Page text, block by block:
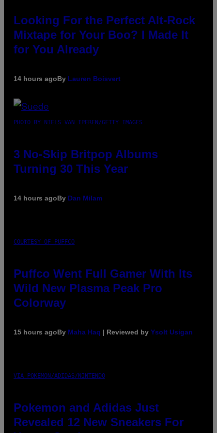
Looking For the Perfect Alt-Rock
Mixtape for Your Boo? I Made It
for You Already
14 hours agoBy Lauren Boisvert
PHOTO BY NIELS VAN IPEREN/GETTY IMAGES
3 No-Skip Britpop Albums
Turning 30 This Year
14 hours agoBy Dan Milam
COURTESY OF PUFFCO
Puffco Went Full Gamer With Its
Wild New Plasma Peak Pro
Colorway
15 hours agoBy Maha Haq | Reviewed by Ysolt Usigan
VIA POKEMON/ADIDAS/NINTENDO
Pokemon and Adidas Just
Revealed 12 New Sneakers For